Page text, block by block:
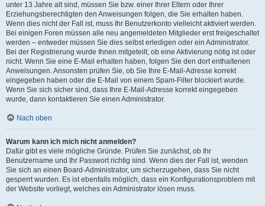
unter 13 Jahre alt sind, müssen Sie bzw. einer Ihrer Eltern oder Ihrer
Erziehungsberechtigten den Anweisungen folgen, die Sie erhalten haben.
Wenn dies nicht der Fall ist, muss Ihr Benutzerkonto vielleicht aktiviert werden.
Bei einigen Foren müssen alle neu angemeldeten Mitglieder erst freigeschaltet
werden – entweder müssen Sie dies selbst erledigen oder ein Administrator.
Bei der Registrierung wurde Ihnen mitgeteilt, ob eine Aktivierung nötig ist oder
nicht. Wenn Sie eine E-Mail erhalten haben, folgen Sie den dort enthaltenen
Anweisungen. Ansonsten prüfen Sie, ob Sie Ihre E-Mail-Adresse korrekt
eingegeben haben oder die E-Mail von einem Spam-Filter blockiert wurde.
Wenn Sie sich sicher sind, dass Ihre E-Mail-Adresse korrekt eingegeben
wurde, dann kontaktieren Sie einen Administrator.
Nach oben
Warum kann ich mich nicht anmelden?
Dafür gibt es viele mögliche Gründe. Prüfen Sie zunächst, ob Ihr
Benutzername und Ihr Passwort richtig sind. Wenn dies der Fall ist, wenden
Sie sich an einen Board-Administrator, um sicherzugehen, dass Sie nicht
gesperrt wurden. Es ist ebenfalls möglich, dass ein Konfigurationsproblem mit
der Website vorliegt, welches ein Administrator lösen muss.